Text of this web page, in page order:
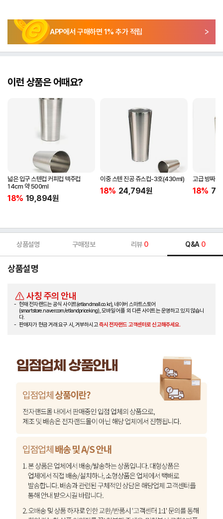
APP에서 구매하면 1% 추가 적립
이런 상품은 어때요?
넓은 입구 스텐컵 커피컵 맥주컵
14cm 약 500ml
18% 19,894원
이중 스텐 진공 쥬스컵-3호(430ml)
18% 24,794원
고급 방짜유
18%
상품설명 구매정보 리뷰 0 Q&A 0
상품설명
사칭 주의 안내
현재 전자랜드는 공식 사이트(etlandmall.co.kr), 네이버 스마트스토어
(smartstore.naver.com/etlandpriceking), 모바일 어플 외 다른 사이트는 운영하고 있지 않습니
다.
판매자가 현금 거래 요구 시, 거부하시고즉시 전자랜드 고객센터로 신고해주세요.